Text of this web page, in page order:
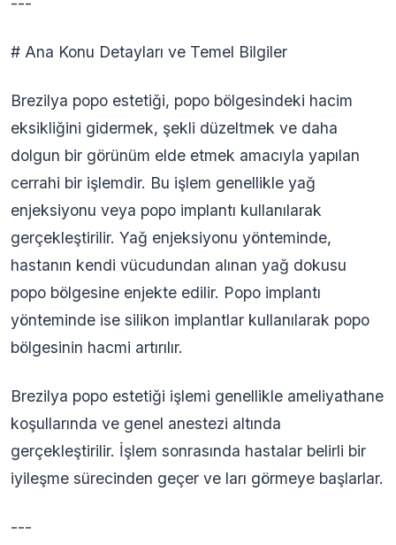
# Ana Konu Detayları ve Temel Bilgiler
Brezilya popo estetiği, popo bölgesindeki hacim
eksikliğini gidermek, şekli düzeltmek ve daha
dolgun bir görünüm elde etmek amacıyla yapılan
cerrahi bir işlemdir. Bu işlem genellikle yağ
enjeksiyonu veya popo implantı kullanılarak
gerçekleştirilir. Yağ enjeksiyonu yönteminde,
hastanın kendi vücudundan alınan yağ dokusu
popo bölgesine enjekte edilir. Popo implantı
yönteminde ise silikon implantlar kullanılarak popo
bölgesinin hacmi artırılır.
Brezilya popo estetiği işlemi genellikle ameliyathane
koşullarında ve genel anestezi altında
gerçekleştirilir. İşlem sonrasında hastalar belirli bir
iyileşme sürecinden geçer ve ları görmeye başlarlar.
---